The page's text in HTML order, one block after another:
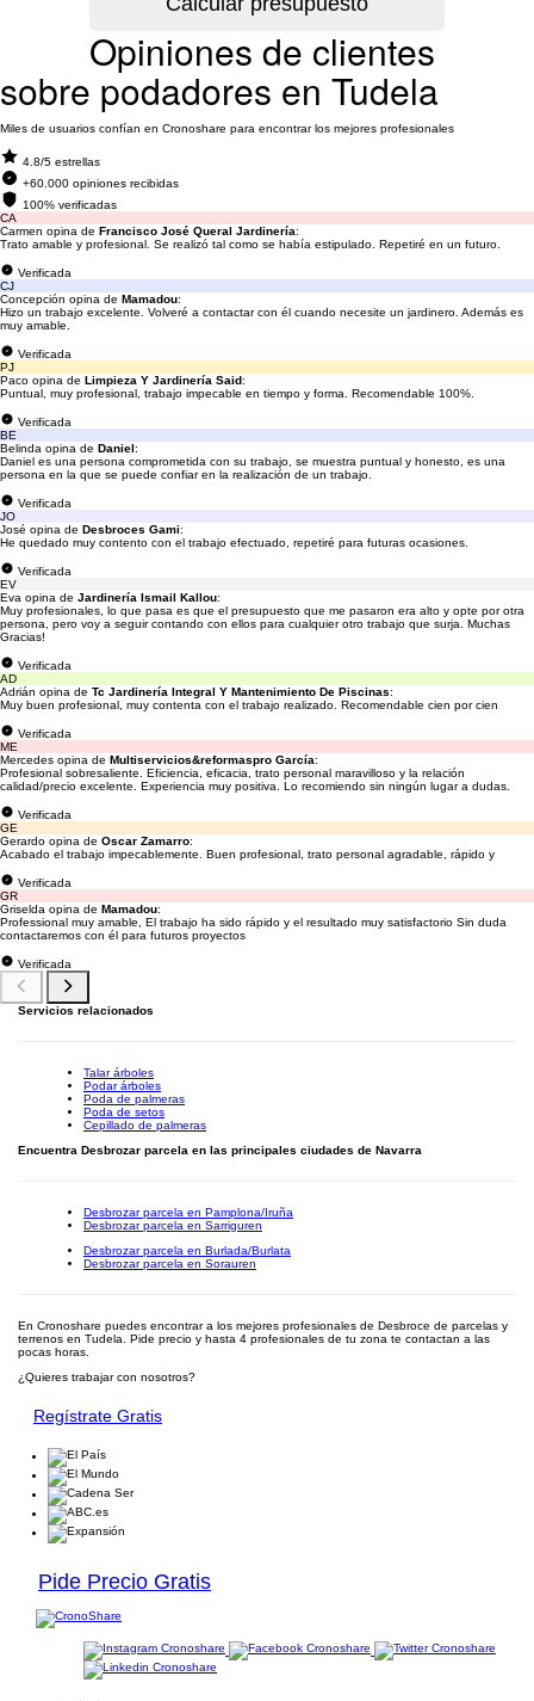
Opiniones de clientes
sobre podadores en Tudela
Miles de usuarios confían en Cronoshare para encontrar los mejores profesionales
4.8/5 estrellas
+60.000 opiniones recibidas
100% verificadas
CA
Carmen opina de Francisco José Queral Jardinería:
Trato amable y profesional. Se realizó tal como se había estipulado. Repetiré en un futuro.
Verificada
CJ
Concepción opina de Mamadou:
Hizo un trabajo excelente. Volveré a contactar con él cuando necesite un jardinero. Además es
muy amable.
Verificada
PJ
Paco opina de Limpieza Y Jardinería Said:
Puntual, muy profesional, trabajo impecable en tiempo y forma. Recomendable 100%.
Verificada
BE
Belinda opina de Daniel:
Daniel es una persona comprometida con su trabajo, se muestra puntual y honesto, es una
persona en la que se puede confiar en la realización de un trabajo.
Verificada
JO
José opina de Desbroces Gami:
He quedado muy contento con el trabajo efectuado, repetiré para futuras ocasiones.
Verificada
EV
Eva opina de Jardinería Ismail Kallou:
Muy profesionales, lo que pasa es que el presupuesto que me pasaron era alto y opte por otra
persona, pero voy a seguir contando con ellos para cualquier otro trabajo que surja. Muchas
Gracias!
Verificada
AD
Adrián opina de Tc Jardinería Integral Y Mantenimiento De Piscinas:
Muy buen profesional, muy contenta con el trabajo realizado. Recomendable cien por cien
Verificada
ME
Mercedes opina de Multiservicios&reformaspro García:
Profesional sobresaliente. Eficiencia, eficacia, trato personal maravilloso y la relación
calidad/precio excelente. Experiencia muy positiva. Lo recomiendo sin ningún lugar a dudas.
Verificada
GE
Gerardo opina de Oscar Zamarro:
Acabado el trabajo impecablemente. Buen profesional, trato personal agradable, rápido y
Verificada
GR
Griselda opina de Mamadou:
Professional muy amable, El trabajo ha sido rápido y el resultado muy satisfactorio Sin duda
contactaremos con él para futuros proyectos
Verificada
Servicios relacionados
Talar árboles
Podar árboles
Poda de palmeras
Poda de setos
Cepillado de palmeras
Encuentra Desbrozar parcela en las principales ciudades de Navarra
Desbrozar parcela en Pamplona/Iruña
Desbrozar parcela en Sarriguren
Desbrozar parcela en Burlada/Burlata
Desbrozar parcela en Sorauren
En Cronoshare puedes encontrar a los mejores profesionales de Desbroce de parcelas y
terrenos en Tudela. Pide precio y hasta 4 profesionales de tu zona te contactan a las
pocas horas.
¿Quieres trabajar con nosotros?
Regístrate Gratis
Pide Precio Gratis